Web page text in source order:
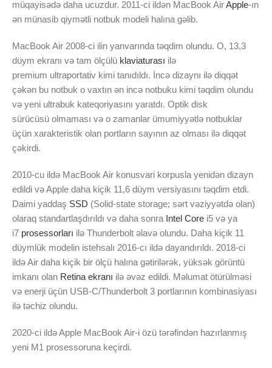
müqayisədə daha ucuzdur. 2011-ci ildən MacBook AirApple-ın
ən münasib qiymətli notbuk modeli halına gəlib.
MacBook Air 2008-ci ilin yanvarında təqdim olundu. O, 13,3
düym ekranı və tam ölçülü klaviaturası ilə
premium ultraportativ kimi tanıdıldı. İncə dizaynı ilə diqqət
çəkən bu notbuk o vaxtın ən incə notbuku kimi təqdim olundu
və yeni ultrabuk kateqoriyasını yaratdı. Optik disk
sürücüsü olmaması və o zamanlar ümumiyyətlə notbuklar
üçün xarakteristik olan portların sayının az olması ilə diqqət
çəkirdi.
2010-cu ildə MacBook Air konusvari korpusla yenidən dizayn
edildi və Apple daha kiçik 11,6 düym versiyasını təqdim etdi.
Daimi yaddaş SSD (Solid-state storage; sərt vəziyyətdə olan)
olaraq standartlaşdırıldı və daha sonra Intel Core i5 və ya
i7 prosessorları ilə Thunderbolt əlavə olundu. Daha kiçik 11
düymlük modelin istehsalı 2016-cı ildə dayandırıldı. 2018-ci
ildə Air daha kiçik bir ölçü halına gətirilərək, yüksək görüntü
imkanı olan Retina ekranı ilə əvəz edildi. Məlumat ötürülməsi
və enerji üçün USB-C/Thunderbolt 3 portlarının kombinasiyası
ilə təchiz olundu.
2020-ci ildə Apple MacBook Air-i özü tərəfindən hazırlanmış
yeni M1 prosessoruna keçirdi.